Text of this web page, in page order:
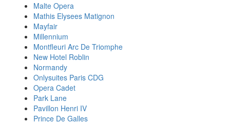
Malte Opera
Mathis Elysees Matignon
Mayfair
Millennium
Montfleuri Arc De Triomphe
New Hotel Roblin
Normandy
Onlysuites Paris CDG
Opera Cadet
Park Lane
Pavillon Henri IV
Prince De Galles